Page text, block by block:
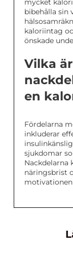
mycket
bibehålla sin
kaloriintag
önskade
Vilka
en
Fördelarna
inkluderar
sjukdomar
Nackdelarna
näringsbrist